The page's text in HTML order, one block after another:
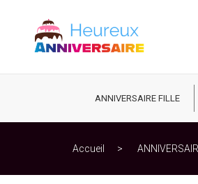
ANNIVERSAIRE FILLE
Accueil